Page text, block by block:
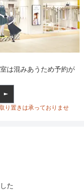
るかのようなドッキン
え、ウエスト高め位置
果も抜群です。スカー
がふわっと広がり、歩
ダーでエレガントに、
トを。背中側にはたっ
を。伸縮性のあるシア
アイテムです。背中側
厚め
ル100%
は混みあうため予約が
り置きは承っておりませ
た